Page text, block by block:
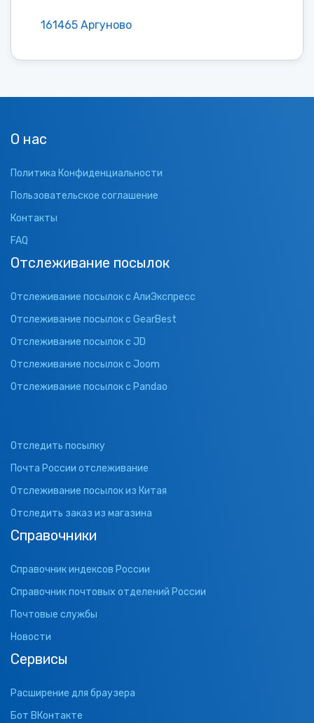
161465 Аргуново
О нас
Политика Конфиденциальности
Пользовательское соглашение
Контакты
FAQ
Отслеживание посылок
Отслеживание посылок с АлиЭкспресс
Отслеживание посылок с GearBest
Отслеживание посылок с JD
Отслеживание посылок с Joom
Отслеживание посылок с Pandao
Отследить посылку
Почта России отслеживание
Отслеживание посылок из Китая
Отследить заказ из магазина
Справочники
Справочник индексов России
Справочник почтовых отделений России
Почтовые службы
Новости
Сервисы
Расширение для браузера
Бот ВКонтакте